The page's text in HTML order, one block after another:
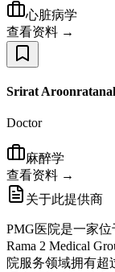
心脏病学
查看资料 →
Srirat
Doctor
麻醉学
查看资料 →
关于此提供商
PMG医院是一家
Rama 2 Medical
院服务领域拥有超